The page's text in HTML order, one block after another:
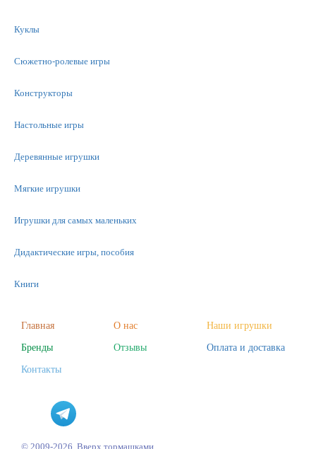
Куклы
Сюжетно-ролевые игры
Конструкторы
Настольные игры
Деревянные игрушки
Мягкие игрушки
Игрушки для самых маленьких
Дидактические игры, пособия
Книги
Фигурки
Наборы для творчества
Пазлы
Главная О нас
Наши игрушки
Бренды
Отзывы
Оплата и доставка
Контакты